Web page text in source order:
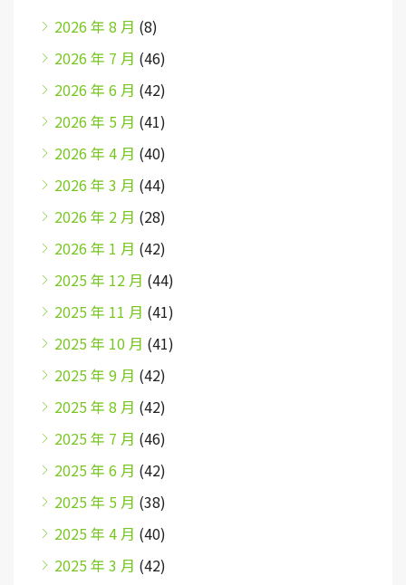
2026 年 8 月 (8)
2026 年 7 月 (46)
2026 年 6 月 (42)
2026 年 5 月 (41)
2026 年 4 月 (40)
2026 年 3 月 (44)
2026 年 2 月 (28)
2026 年 1 月 (42)
2025 年 12 月 (44)
2025 年 11 月 (41)
2025 年 10 月 (41)
2025 年 9 月 (42)
2025 年 8 月 (42)
2025 年 7 月 (46)
2025 年 6 月 (42)
2025 年 5 月 (38)
2025 年 4 月 (40)
2025 年 3 月 (42)